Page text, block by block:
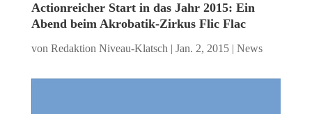
Actionreicher Start in das Jahr 2015: Ein
Abend beim Akrobatik-Zirkus Flic Flac
von Redaktion Niveau-Klatsch | Jan. 2, 2015| News